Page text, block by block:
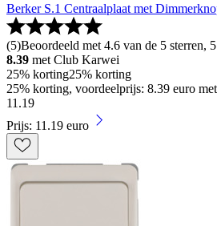
Berker S.1 Centraalplaat met
(5)Beoordeeld met 4.6 van de 5 sterren,
8.39 met Club Karwei
25% korting25% korting
25% korting, voordeelprijs: 8.39 euro
11 .19
Prijs: 11.19 euro